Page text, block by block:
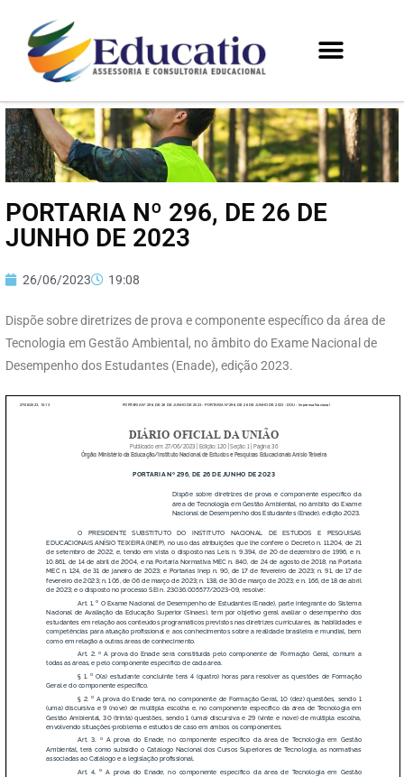
PORTARIA Nº 296, DE 26 DE
JUNHO DE 2023
26/06/2023 19:08
Dispõe sobre diretrizes de prova e componente específico da área de
Tecnologia em Gestão Ambiental, no âmbito do Exame Nacional de
Desempenho dos Estudantes (Enade), edição 2023.